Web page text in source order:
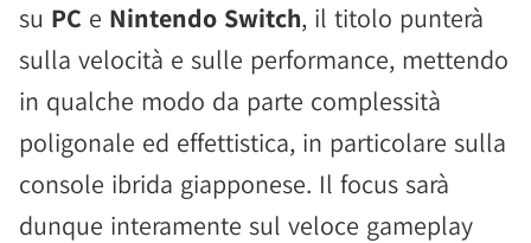
su PC e Nintendo Switch, il titolo punterà
sulla velocità e sulle performance, mettendo
in qualche modo da parte complessità
poligonale ed effettistica, in particolare sulla
console ibrida giapponese. Il focus sarà
dunque interamente sul veloce gameplay